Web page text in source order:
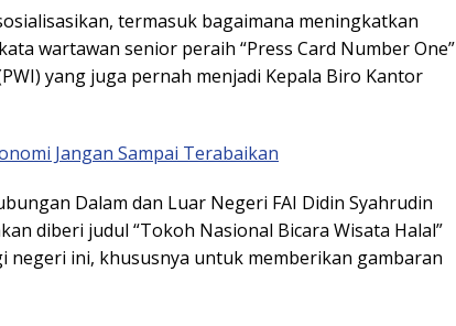
termasuk bagaimana meningkatkan
wartawan senior peraih “Press Card Number One”
yang juga pernah menjadi Kepala Biro Kantor
Jangan Sampai Terabaikan
Dalam dan Luar Negeri FAI Didin Syahrudin
diberi judul “Tokoh Nasional Bicara Wisata Halal”
negeri ini, khususnya untuk memberikan gambaran